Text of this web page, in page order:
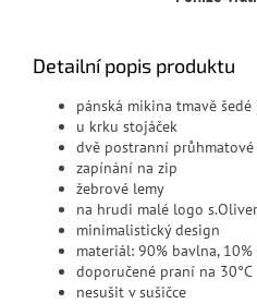
Detailní popis produktu
pánská mikina tmavě šedé
u krku stojáček
dvě postranní průhmatové
zapínání na zip
žebrové lemy
na hrudi malé logo s.Oliver
minimalistický design
materiál: 90% bavlna, 10%
doporučené praní na 30°C
nesušit v sušičce